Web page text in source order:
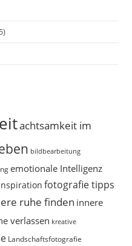
achtsamkeit im
bildbearbeitung
emotionale Intelligenz
fotografie tipps
ruhe finden innere
verlassen kreative
Landschaftsfotografie